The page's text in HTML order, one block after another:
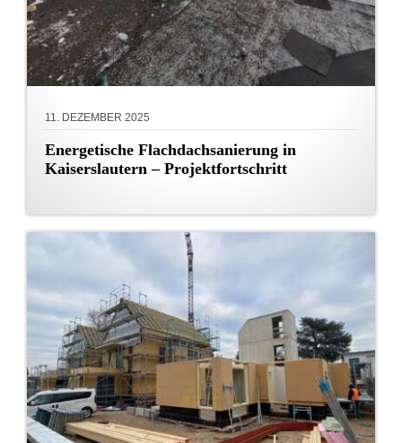
11. DEZEMBER 2025
Energetische Flachdachsanierung in
Kaiserslautern – Projektfortschritt